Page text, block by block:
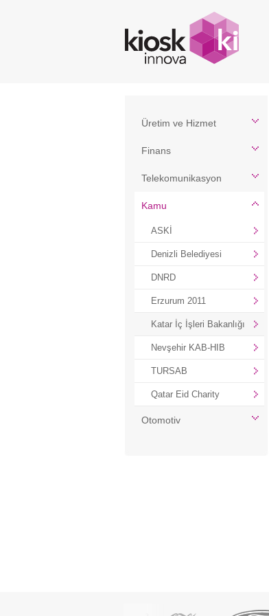
Üretim ve Hizmet
Finans
Telekomunikasyon
Kamu
ASKİ
Denizli Belediyesi
DNRD
Erzurum 2011
Katar İç İşleri Bakanlığı
Nevşehir KAB-HIB
TURSAB
Qatar Eid Charity
Otomotiv